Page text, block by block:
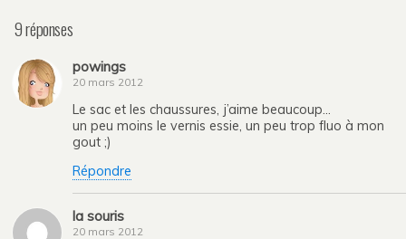
9 réponses
powings
20 mars 2012
Le sac et les chaussures, j’aime beaucoup…
un peu moins le vernis essie, un peu trop fluo à mon
gout ;)
Répondre
la souris
20 mars 2012